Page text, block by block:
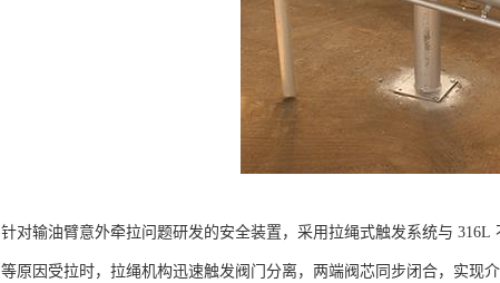
针对输油臂意外牵拉问题研发的安全装置，采用拉绳式触发系统与
等原因受拉时，拉绳机构迅速触发阀门分离，两端阀芯同步闭合，实现